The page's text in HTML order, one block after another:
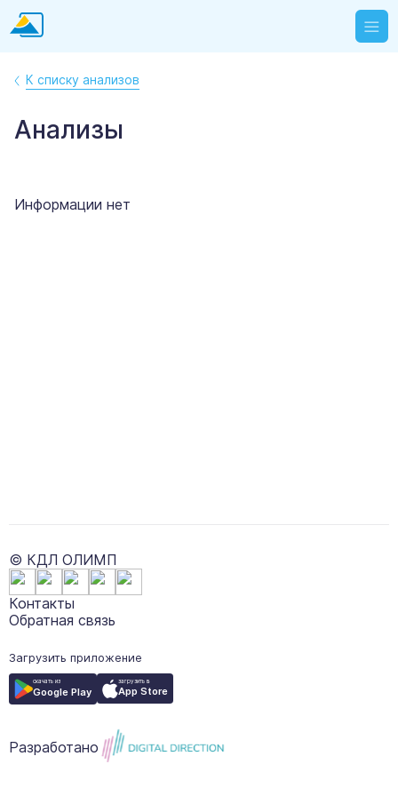
К списку анализов
Анализы
Информации нет
© КДЛ ОЛИМП
Контакты
Обратная связь
Загрузить приложение
скачать из
Google Play
загрузить в
App Store
Разработано